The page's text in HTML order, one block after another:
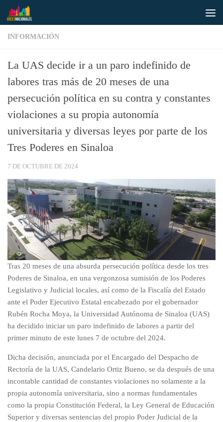
Saltar al contenido
INFORMACIÓN
La UAS decide ir a un paro indefinido de
labores tras más de 20 meses de una
persecución política en su contra y constantes
violaciones a su propia autonomía
universitaria y diversas leyes por parte de los
Tres Poderes en Sinaloa
7 DE OCTUBRE DE 2024
Tras 20 meses de una absurda persecución política desde los tres
Poderes de Sinaloa, en una vergonzosa sumisión de los Poderes
Legislativo y Judicial locales, así como de la Fiscalía del Estado
ante el Poder Ejecutivo Estatal encabezado por el gobernador
Rubén Rocha Moya, la Universidad Autónoma de Sinaloa (UAS)
ha decidido iniciar un paro indefinido de labores a partir del
primer minuto de este lunes 7 de octubre del 2024.
Dicha decisión, anunciada por el Encargado del Despacho de
Rectoría de la UAS, Candelario Ortiz Bueno, se da después de una
incontable cantidad de constantes violaciones no solamente a la
propia autonomía universitaria, sino a normas fundamentales
como la propia Constitución Federal, la Ley General de Educación
Superior y diversas sentencias del propio Poder Judicial de la